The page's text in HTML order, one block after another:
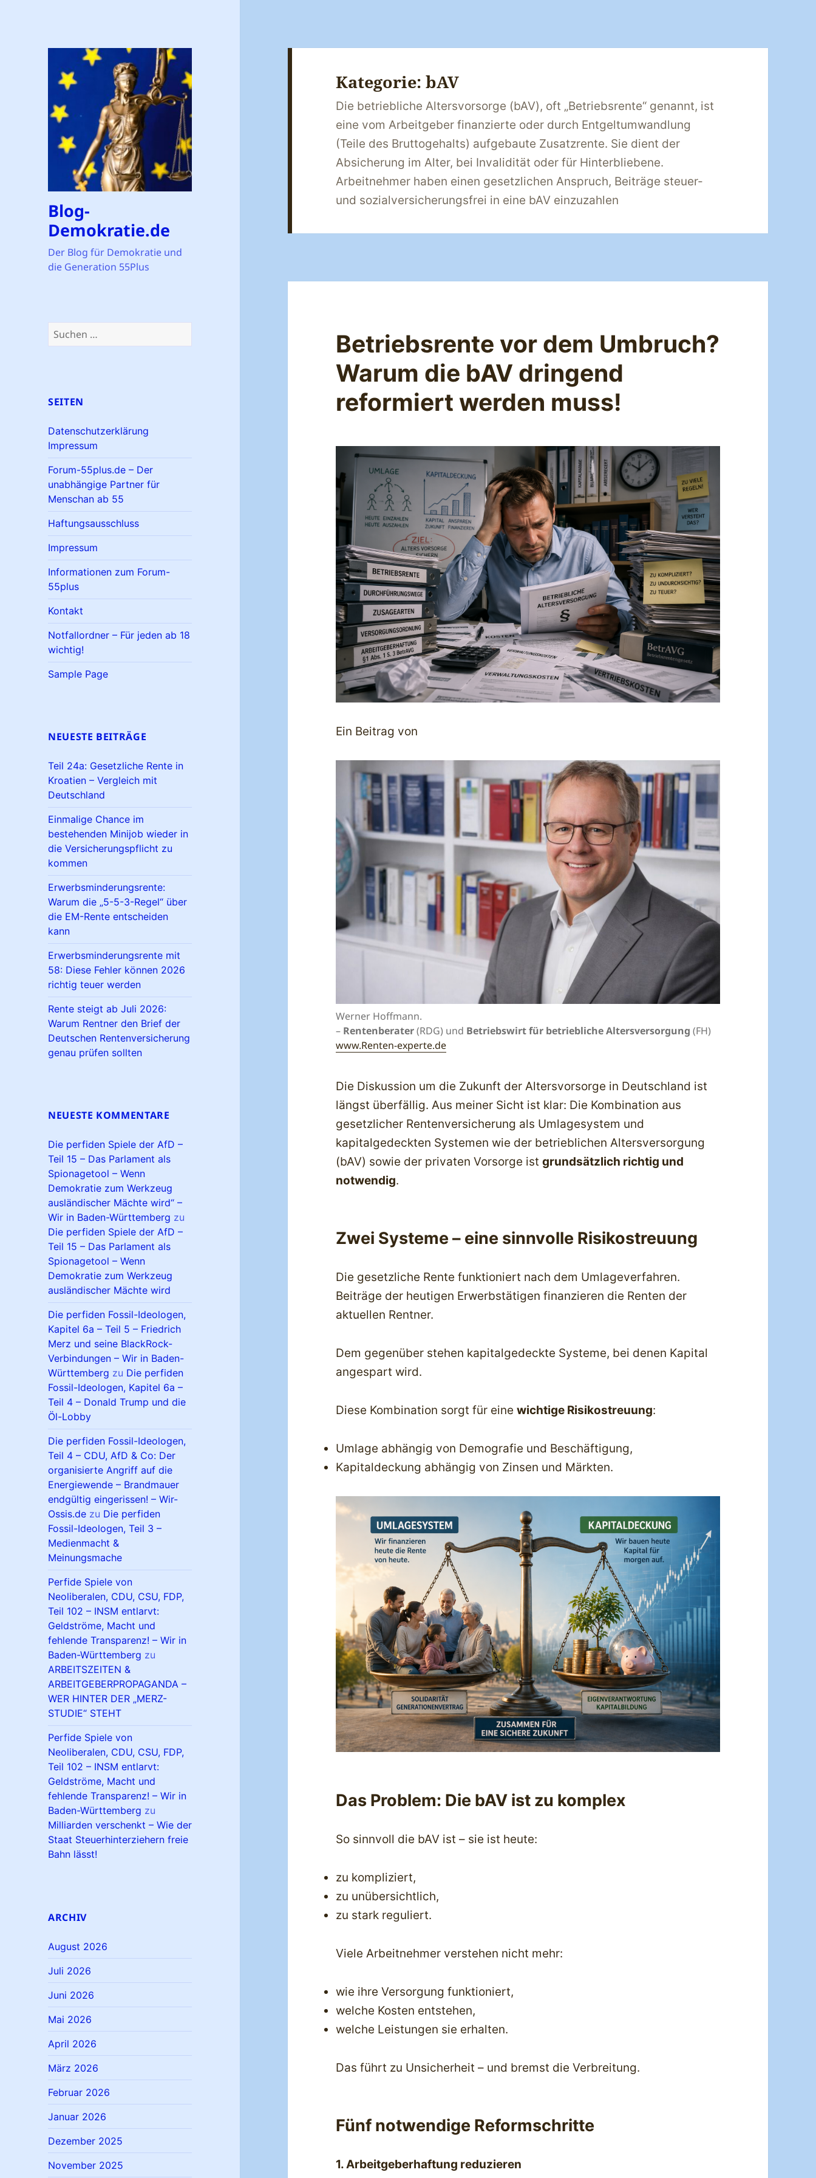
Blog-
Demokratie.de
Der Blog für Demokratie und
die Generation 55Plus
Suchen
nach:
SEITEN
Datenschutzerklärung
Impressum
Forum-55plus.de – Der
unabhängige Partner für
Menschan ab 55
Haftungsausschluss
Impressum
Informationen zum Forum-
55plus
Kontakt
Notfallordner – Für jeden ab 18
wichtig!
Sample Page
NEUESTE BEITRÄGE
Teil 24a: Gesetzliche Rente in
Kroatien – Vergleich mit
Deutschland
Einmalige Chance im
bestehenden Minijob wieder in
die Versicherungspflicht zu
kommen
Erwerbsminderungsrente:
Warum die „5-5-3-Regel“ über
die EM-Rente entscheiden
kann
Erwerbsminderungsrente mit
58: Diese Fehler können 2026
richtig teuer werden
Rente steigt ab Juli 2026:
Warum Rentner den Brief der
Deutschen Rentenversicherung
genau prüfen sollten
NEUESTE KOMMENTARE
Die perfiden Spiele der AfD –
Teil 15 – Das Parlament als
Spionagetool – Wenn
Demokratie zum Werkzeug
ausländischer Mächte wird“ –
Wir in Baden-Württemberg zu
Die perfiden Spiele der AfD –
Teil 15 – Das Parlament als
Spionagetool – Wenn
Demokratie zum Werkzeug
ausländischer Mächte wird
Die perfiden Fossil-Ideologen,
Kapitel 6a – Teil 5 – Friedrich
Merz und seine BlackRock-
Verbindungen – Wir in Baden-
Württemberg zu Die perfiden
Fossil-Ideologen, Kapitel 6a –
Teil 4 – Donald Trump und die
Öl-Lobby
Die perfiden Fossil-Ideologen,
Teil 4 – CDU, AfD & Co: Der
organisierte Angriff auf die
Energiewende – Brandmauer
endgültig eingerissen! – Wir-
Ossis.de zu Die perfiden
Fossil-Ideologen, Teil 3 –
Medienmacht &
Meinungsmache
Perfide Spiele von
Neoliberalen, CDU, CSU, FDP,
Teil 102 – INSM entlarvt:
Geldströme, Macht und
fehlende Transparenz! – Wir in
Baden-Württemberg zu
ARBEITSZEITEN &
ARBEITGEBERPROPAGANDA –
WER HINTER DER „MERZ-
STUDIE“ STEHT
Perfide Spiele von
Neoliberalen, CDU, CSU, FDP,
Teil 102 – INSM entlarvt:
Geldströme, Macht und
fehlende Transparenz! – Wir in
Baden-Württemberg zu
Milliarden verschenkt – Wie der
Staat Steuerhinterziehern freie
Bahn lässt!
ARCHIV
August 2026
Juli 2026
Juni 2026
Mai 2026
April 2026
März 2026
Februar 2026
Januar 2026
Dezember 2025
November 2025
Kategorie:bAV
Die betriebliche Altersvorsorge (bAV), oft „Betriebsrente“ genannt, ist
eine vom Arbeitgeber finanzierte oder durch Entgeltumwandlung
(Teile des Bruttogehalts) aufgebaute Zusatzrente. Sie dient der
Absicherung im Alter, bei Invalidität oder für Hinterbliebene.
Arbeitnehmer haben einen gesetzlichen Anspruch, Beiträge steuer-
und sozialversicherungsfrei in eine bAV einzuzahlen
Betriebsrente vor dem Umbruch?
Warum die bAV dringend
reformiert werden muss!
Ein Beitrag von
Werner Hoffmann.
– Rentenberater(RDG) und Betriebswirt für betriebliche Altersversorgung (FH)
www.Renten-experte.de
Die Diskussion um die Zukunft der Altersvorsorge in Deutschland ist
längst überfällig. Aus meiner Sicht ist klar: Die Kombination aus
gesetzlicher Rentenversicherung als Umlagesystem und
kapitalgedeckten Systemen wie der betrieblichen Altersversorgung
(bAV) sowie der privaten Vorsorge istgrundsätzlich richtig und
notwendig.
Zwei Systeme – eine sinnvolle Risikostreuung
Die gesetzliche Rente funktioniert nach dem Umlageverfahren.
Beiträge der heutigen Erwerbstätigen finanzieren die Renten der
aktuellen Rentner.
Dem gegenüber stehen kapitalgedeckte Systeme, bei denen Kapital
angespart wird.
Diese Kombination sorgt für einewichtige Risikostreuung:
Umlage abhängig von Demografie und Beschäftigung,
Kapitaldeckung abhängig von Zinsen und Märkten.
Das Problem: Die bAV ist zu komplex
So sinnvoll die bAV ist – sie ist heute:
zu kompliziert,
zu unübersichtlich,
zu stark reguliert.
Viele Arbeitnehmer verstehen nicht mehr:
wie ihre Versorgung funktioniert,
welche Kosten entstehen,
welche Leistungen sie erhalten.
Das führt zu Unsicherheit – und bremst die Verbreitung.
Fünf notwendige Reformschritte
1. Arbeitgeberhaftung reduzieren